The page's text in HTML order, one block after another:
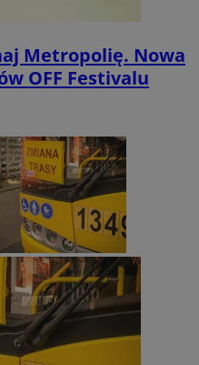
Metropolię. Nowa
OFF Festivalu